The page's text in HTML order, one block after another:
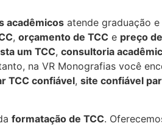
acadêmicos atende graduação
, orçamento de TCC e preço
um TCC, consultoria
na VR Monografias você
TCC confiável, site confiável
formatação de TCC.